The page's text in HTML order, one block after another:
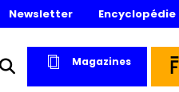
Newsletter Encyclopédie
Magazines